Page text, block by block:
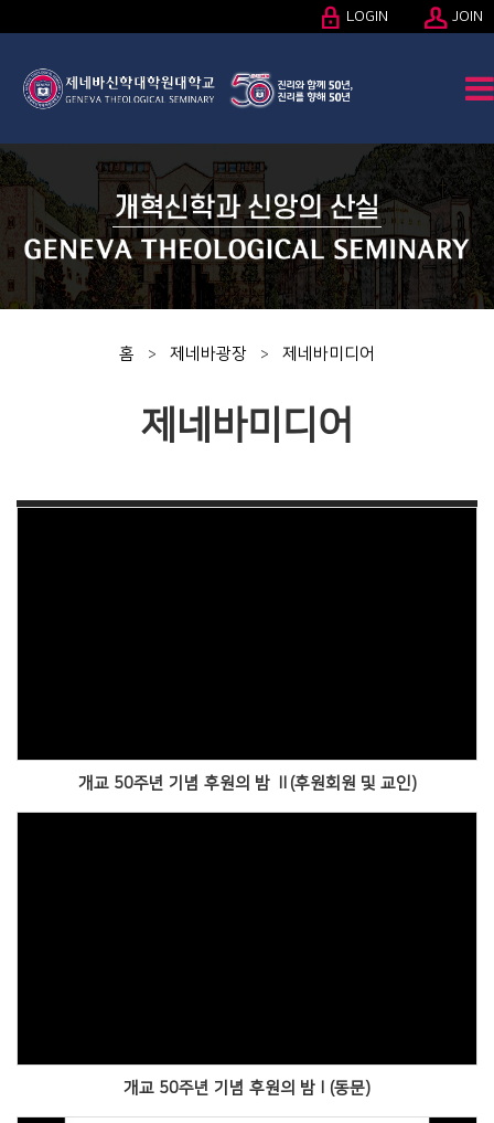
LOGIN JOIN
홈 > 제네바광장 > 제네바미디어
제네바미디어
개교 50주년 기념 후원의 밤 Ⅱ(후원회원 및 교인)
개교 50주년 기념 후원의 밤Ⅰ(동문)